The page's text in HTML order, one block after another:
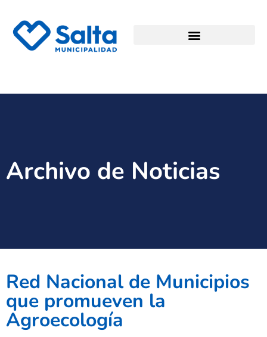
Archivo de Noticias
Red Nacional de Municipios
que promueven la
Agroecología